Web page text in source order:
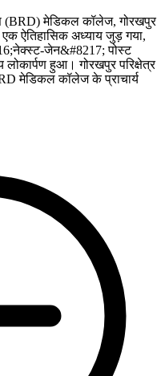
(BRD) मेडिकल कॉलेज, गोरखपुर
ऐतिहासिक अध्याय जुड़ गया,
जेन&#8217; पोस्ट
हुआ। गोरखपुर परिक्षेत्र
मेडिकल कॉलेज के प्राचार्य